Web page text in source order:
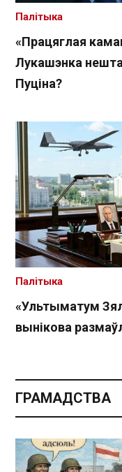
«Працяглая
Лукашэнка
Пуціна?
Палітыка
«Ультыматум
вынікова
Палітыка
ГРАМАДСТВА